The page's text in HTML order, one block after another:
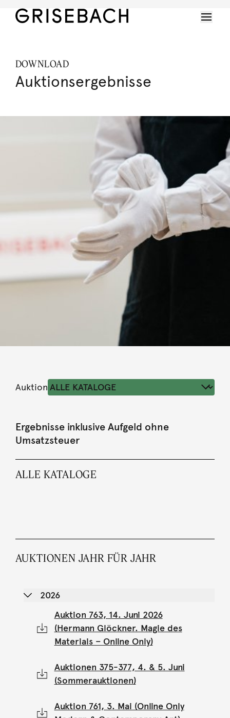
DOWNLOAD
Auktionsergebnisse
Auktion
Ergebnisse inklusive Aufgeld ohne
Umsatzsteuer
ALLE KATALOGE
AUKTIONEN JAHR FÜR JAHR
2026
Auktion 763, 14. Juni 2026
(Hermann Glöckner. Magie des
Materials – Online Only)
Auktionen 375-377, 4. & 5. Juni
(Sommerauktionen)
Auktion 761, 3. Mai (Online Only